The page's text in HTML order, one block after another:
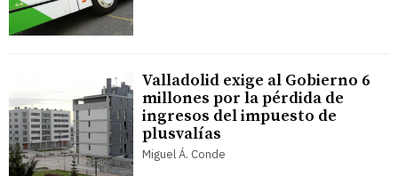
Valladolid exige al Gobierno 6
millones por la pérdida de
ingresos del impuesto de
plusvalías
Miguel Á. Conde